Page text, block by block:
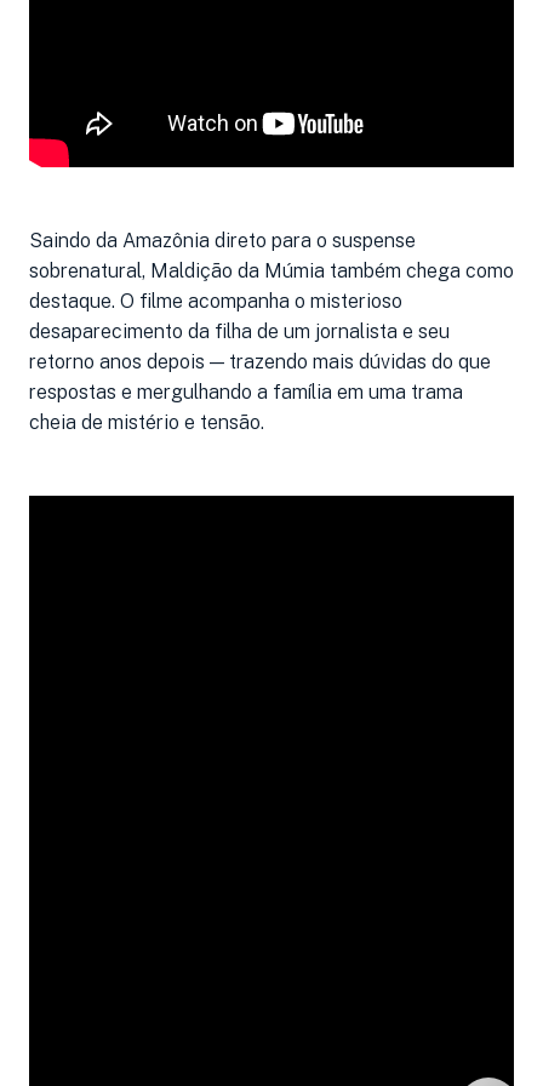
Saindo da Amazônia direto para o suspense
sobrenatural, Maldição da Múmia também chega como
destaque. O filme acompanha o misterioso
desaparecimento da filha de um jornalista e seu
retorno anos depois — trazendo mais dúvidas do que
respostas e mergulhando a família em uma trama
cheia de mistério e tensão.